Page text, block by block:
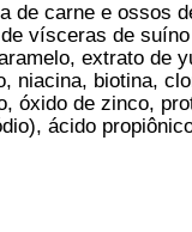
de carne e ossos
vísceras de
extrato de
niacina, biotina,
óxido de zinco,
ácido